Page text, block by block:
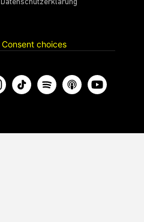
Datenschutzerklärung
Consent choices